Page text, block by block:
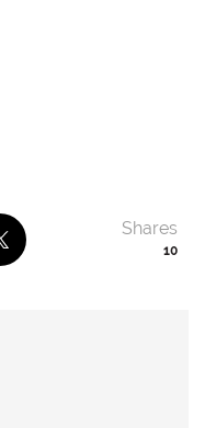
10
Shares